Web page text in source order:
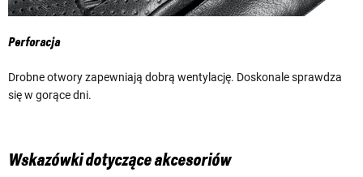
Perforacja
Drobne otwory zapewniają dobrą wentylację. Doskonale sprawdza
się w gorące dni.
Wskazówki dotyczące akcesoriów